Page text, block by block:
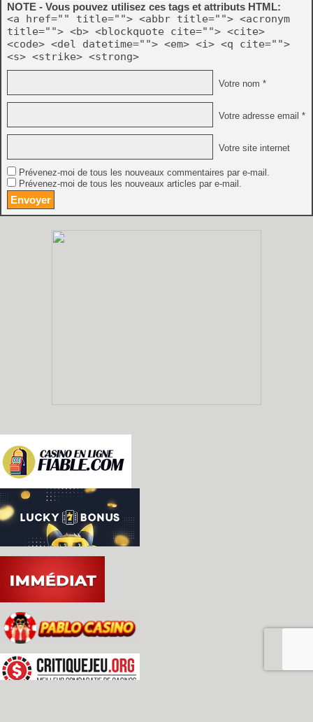
NOTE - Vous pouvez utilisez ces tags et attributs HTML:
<a href="" title=""> <abbr title=""> <acronym
title=""> <b> <blockquote cite=""> <cite>
<code> <del datetime=""> <em> <i> <q cite="">
<s> <strike> <strong>
Votre nom *
Votre adresse email *
Votre site internet
Prévenez-moi de tous les nouveaux commentaires par e-mail.
Prévenez-moi de tous les nouveaux articles par e-mail.